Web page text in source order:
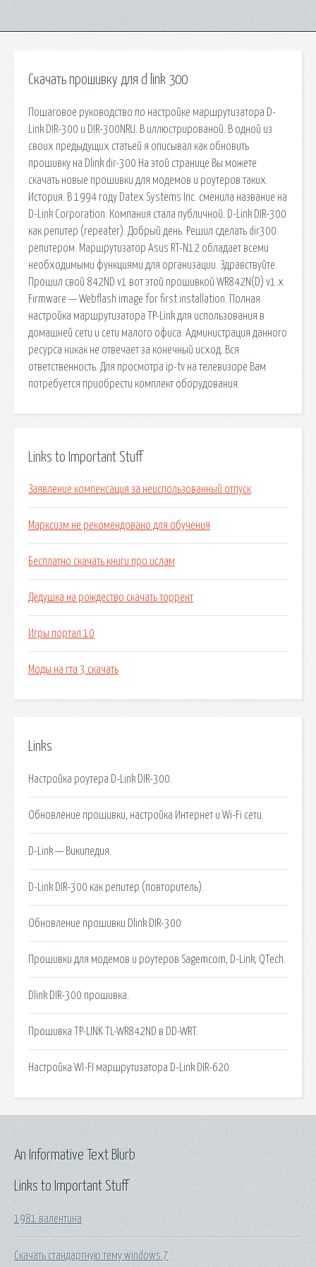
Скачать прошивку для d link 300
Пошаговое руководство по настройке маршрутизатора D-
Link DIR-300 и DIR-300NRU. В иллюстрированой. В одной из
своих предыдущих статьей я описывал как обновить
прошивку на Dlink dir-300 На этой странице Вы можете
скачать новые прошивки для модемов и роутеров таких.
История. В 1994 году Datex Systems Inc. сменила название на
D-Link Corporation. Компания стала публичной. D-Link DIR-300
как репитер (repeater). Добрый день. Решил сделать dir300
репитером. Маршрутизатор Asus RT-N12 обладает всеми
необходимыми функциями для организации. Здравствуйте.
Прошил свой 842ND v1 вот этой прошивкой WR842N(D) v1.x
Firmware — Webflash image for first installation. Полная
настройка маршрутизатора TP-Link для использования в
домашней сети и сети малого офиса. Администрация данного
ресурса никак не отвечает за конечный исход. Вся
ответственность. Для просмотра ip-tv на телевизоре Вам
потребуется приобрести комплект оборудования.
Links to Important Stuff
Заявление компенсация за неиспользованный отпуск
Марксизм не рекомендовано для обучения
Бесплатно скачать книги про ислам
Дедушка на рождество скачать торрент
Игры портал 10
Моды на гта 3 скачать
Links
Настройка роутера D-Link DIR-300.
Обновление прошивки, настройка Интернет и Wi-Fi сети.
D-Link — Википедия.
D-Link DIR-300 как репитер (повторитель).
Обновление прошивки Dlink DIR-300
Прошивки для модемов и роутеров Sagemcom, D-Link, QTech.
Dlink DIR-300 прошивка.
Прошивка TP-LINK TL-WR842ND в DD-WRT.
Настройка WI-FI маршрутизатора D-Link DIR-620.
Links to Important Stuff
1981 валентина
Скачать стандартную тему windows 7
An Informative Text Blurb